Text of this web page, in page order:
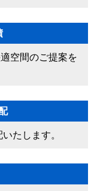
空間のご提案を
たします。